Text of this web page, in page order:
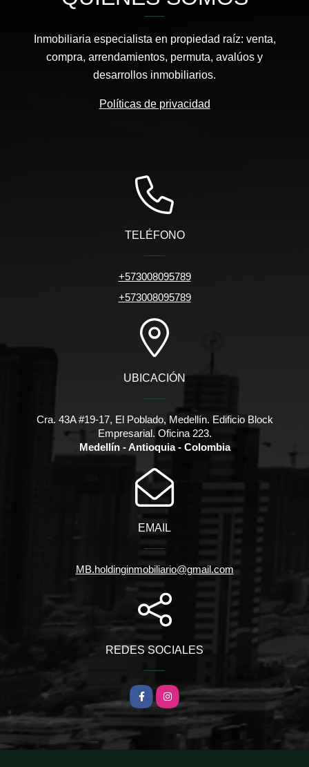
Inmobiliaria especialista en propiedad raíz: venta,
compra, arrendamientos, permuta, avalúos y
desarrollos inmobiliarios.
Políticas de privacidad
TELÉFONO
+573008095789
+573008095789
UBICACIÓN
Cra. 43A #19-17, El Poblado, Medellín. Edificio Block
Empresarial. Oficina 223.
Medellín - Antioquia - Colombia
EMAIL
MB.holdinginmobiliario@gmail.com
REDES SOCIALES
FacebookInstagram